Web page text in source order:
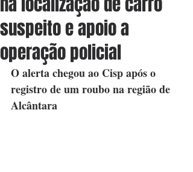
suspeito e apoio a
operação policial
O alerta chegou ao Cisp após o
registro de um roubo na região de
Alcântara